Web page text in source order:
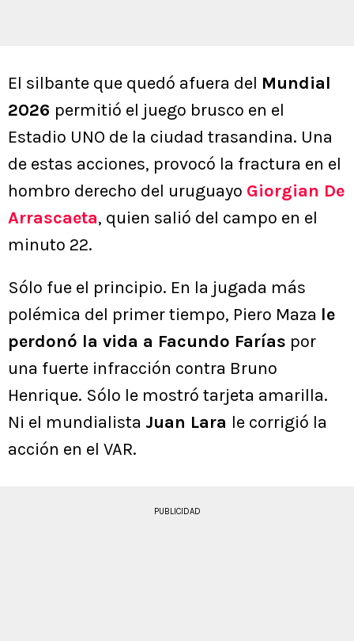
El silbante que quedó afuera del Mundial
2026 permitió el juego brusco en el
Estadio UNO de la ciudad trasandina. Una
de estas acciones, provocó la fractura en el
hombro derecho del uruguayo Giorgian De
Arrascaeta, quien salió del campo en el
minuto 22.
Sólo fue el principio. En la jugada más
polémica del primer tiempo, Piero Maza le
perdonó la vida a Facundo Farías por
una fuerte infracción contra Bruno
Henrique. Sólo le mostró tarjeta amarilla.
Ni el mundialista Juan Lara le corrigió la
acción en el VAR.
PUBLICIDAD